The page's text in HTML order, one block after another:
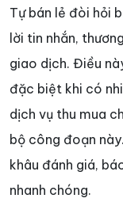
Tự bán lẻ đòi hỏi
lời tin nhắn,
giao dịch. Điều
đặc biệt khi có
dịch vụ thu mua
bộ công đoạn
khâu đánh giá,
nhanh chóng.